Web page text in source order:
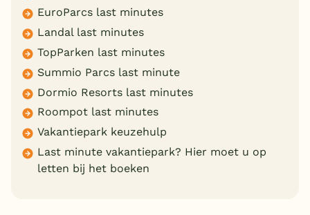
EuroParcs last minutes
Landal last minutes
TopParken last minutes
Summio Parcs last minute
Dormio Resorts last minutes
Roompot last minutes
Vakantiepark keuzehulp
Last minute vakantiepark? Hier moet u op
letten bij het boeken